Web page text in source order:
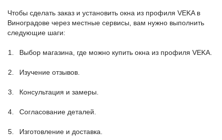
Чтобы сделать заказ и установить окна из профиля VEKA в
Виноградове через местные сервисы, вам нужно выполнить
следующие шаги:
Выбор магазина, где можно купить окна из профиля VEKA.
Изучение отзывов.
Консультация и замеры.
Согласование деталей.
Изготовление и доставка.